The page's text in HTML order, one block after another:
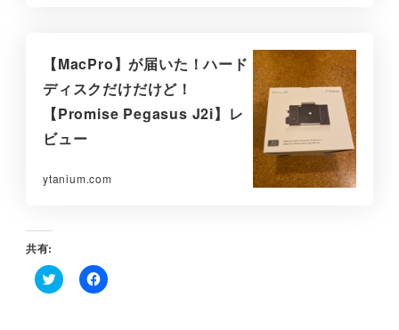
【MacPro】が届いた！ハード
ディスクだけだけど！
【Promise Pegasus J2i】レ
ビュー
ytanium.com
共有:
ク F